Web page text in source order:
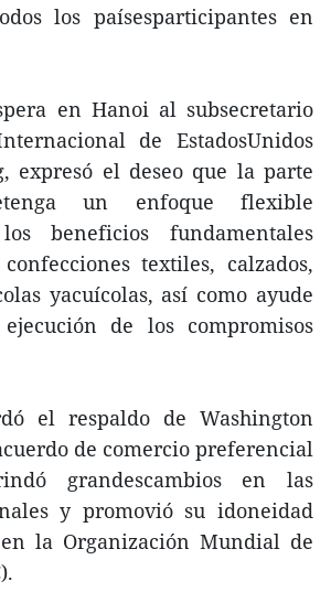
los paísesparticipantes en
en Hanoi al subsecretario
de EstadosUnidos
expresó el deseo que la parte
un enfoque flexible
beneficios fundamentales
textiles, calzados,
yacuícolas, así como ayude
de los compromisos
el respaldo de Washington
de comercio preferencial
grandescambios en las
y promovió su idoneidad
la Organización Mundial de